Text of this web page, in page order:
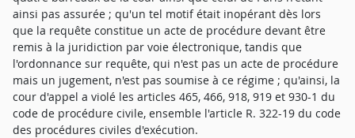
ainsi pas assurée ; qu'un tel motif était inopérant dès lors
que la requête constitue un acte de procédure devant être
remis à la juridiction par voie électronique, tandis que
l'ordonnance sur requête, qui n'est pas un acte de procédure
mais un jugement, n'est pas soumise à ce régime ; qu'ainsi, la
cour d'appel a violé les articles 465, 466, 918, 919 et 930-1 du
code de procédure civile, ensemble l'article R. 322-19 du code
des procédures civiles d'exécution.